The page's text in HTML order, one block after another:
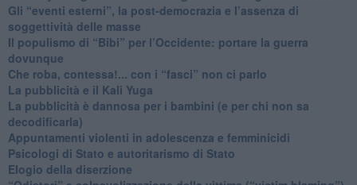
​Gli “eventi esterni”, la post-democrazia e l’assenza di
soggettività delle masse
​Il populismo di “Bibi” per l’Occidente: portare la guerra
dovunque
​Che roba, contessa!... con i “fasci” non ci parlo
La pubblicità e il Kali Yuga
​La pubblicità è dannosa per i bambini (e per chi non sa
decodificarla)
​Appuntamenti violenti in adolescenza e femminicidi
​Psicologi di Stato e autoritarismo di Stato
Elogio della diserzione